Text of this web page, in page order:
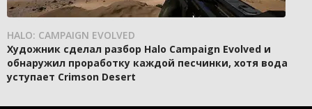
HALO: CAMPAIGN EVOLVED
Художник сделал разбор Halo Campaign Evolved и
обнаружил проработку каждой песчинки, хотя вода
уступает Crimson Desert